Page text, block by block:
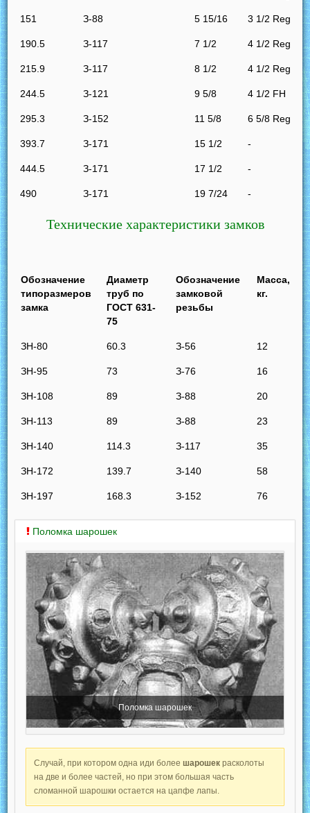
151 З-88 5 15/16 3 1/2 Reg
190.5 З-117 7 1/2 4 1/2 Reg
215.9 З-117 8 1/2 4 1/2 Reg
244.5 З-121 9 5/8 4 1/2 FH
295.3 З-152 11 5/8 6 5/8 Reg
393.7 З-171 15 1/2 -
444.5 З-171 17 1/2 -
490 З-171 19 7/24 -
Технические характеристики замков
Обозначение
типоразмеров
замка
Диаметр
труб по
ГОСТ 631-
75
Обозначение
замковой
резьбы
Масса,
кг.
ЗН-80 60.3 З-56 12
ЗН-95 73 З-76 16
ЗН-108 89 З-88 20
ЗН-113 89 З-88 23
ЗН-140 114.3 З-117 35
ЗН-172 139.7 З-140 58
ЗН-197 168.3 З-152 76
Поломка шарошек
Поломка шарошек
Случай, при котором одна иди более шарошек расколоты
на две и более частей, но при этом большая часть
сломанной шарошки остается на цапфе лапы.